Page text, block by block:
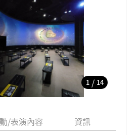
1 / 14
/表演內容 資訊